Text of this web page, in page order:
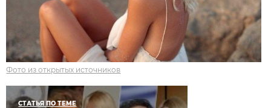
Фото из открытых источников
СТАТЬЯ ПО ТЕМЕ